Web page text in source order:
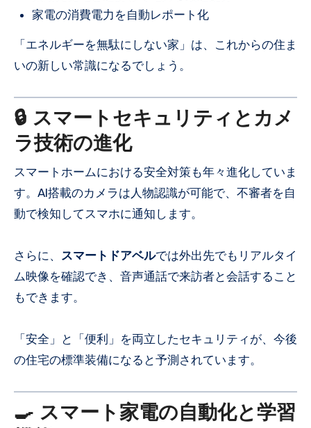
家電の消費電力を自動レポート化
「エネルギーを無駄にしない家」は、これからの住ま
いの新しい常識になるでしょう。
🔒 スマートセキュリティとカメ
ラ技術の進化
スマートホームにおける安全対策も年々進化していま
す。AI搭載のカメラは人物認識が可能で、不審者を自
動で検知してスマホに通知します。
さらに、 スマートドアベルでは外出先でもリアルタイ
ム映像を確認でき、音声通話で来訪者と会話すること
もできます。
「安全」と「便利」を両立したセキュリティが、今後
の住宅の標準装備になると予測されています。
🍳 スマート家電の自動化と学習